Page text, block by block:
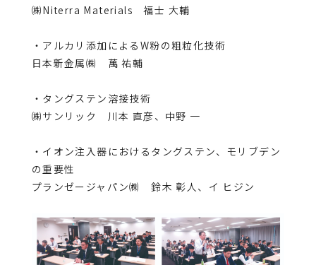
㈱Niterra Materials 福士 大輔
・アルカリ添加によるW粉の粗粒化技術
日本新金属㈱ 萬 祐輔
・タングステン溶接技術
㈱サンリック 川本 直彦、中野 一
・イオン注入器におけるタングステン、モリブデン
の重要性
プランゼージャパン㈱ 鈴木 彰人、イ ヒジン